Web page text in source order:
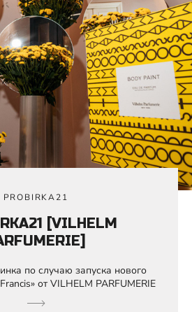
PROBIRKA21
[VILHELM
по случаю запуска нового
от VILHELM PARFUMERIE